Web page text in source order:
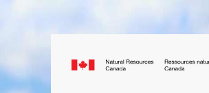
Canada.ca